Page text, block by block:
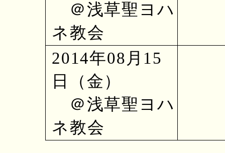
＠浅草聖ヨハ
ネ教会
2014年08月15
日（金）
＠浅草聖ヨハ
ネ教会